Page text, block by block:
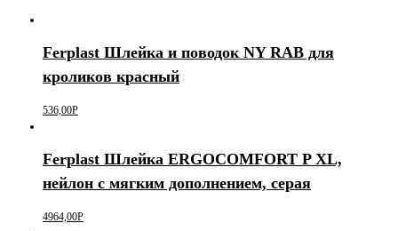
Ferplast Шлейка и поводок NY RAB для
кроликов красный
536,00Р
Ferplast Шлейка ERGOCOMFORT P XL,
нейлон с мягким дополнением, серая
4964,00Р